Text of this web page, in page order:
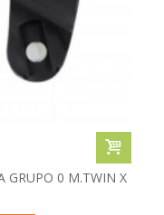
GRUPO 0 M.TWIN X